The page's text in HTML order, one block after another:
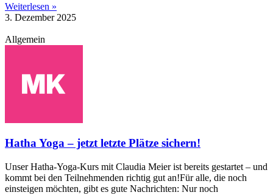
Weiterlesen »
3. Dezember 2025
Allgemein
Hatha Yoga – jetzt letzte Plätze sichern!
Unser Hatha-Yoga-Kurs mit Claudia Meier ist bereits gestartet – und
kommt bei den Teilnehmenden richtig gut an!Für alle, die noch
einsteigen möchten, gibt es gute Nachrichten: Nur noch